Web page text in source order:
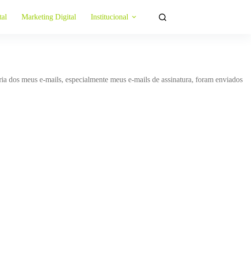
Marketing Digital Institucional
meus e-mails, especialmente meus e-mails de assinatura, foram enviados